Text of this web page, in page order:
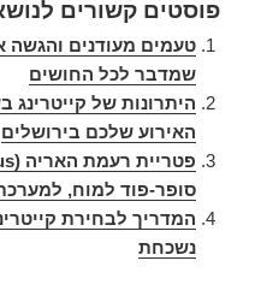
פוסטים קשורים
טעמים מעודנים והגשה
שמדבר לכל החושים
היתרונות של קייטרינג
האירוע שלכם בירושלים
סופר-פוד למוח,
המדריך לבחירת
נשכחת